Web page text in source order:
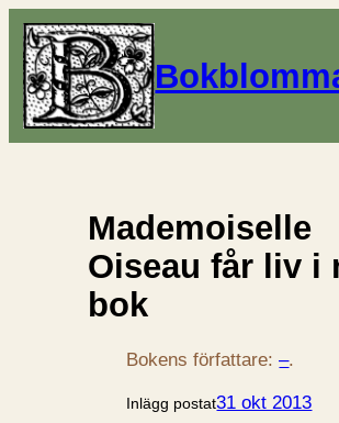
Mademoiselle
Oiseau får liv i
bok
Bokens författare:–.
Inlägg postat31 okt 2013